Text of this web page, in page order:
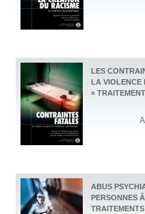
LES
LA VIOLENCE
«
ABUS
PERSONNES